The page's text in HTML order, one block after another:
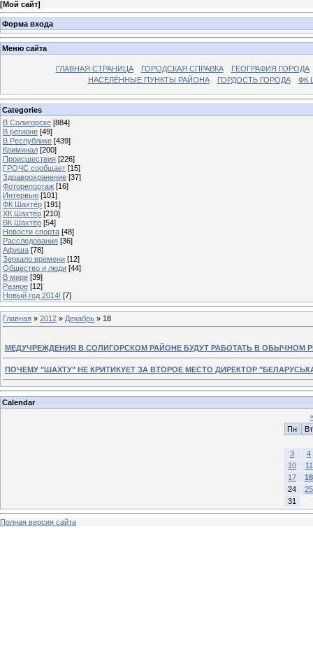
[Мой сайт]
Форма входа
Меню сайта
ГЛАВНАЯ СТРАНИЦА ГОРОДСКАЯ СПРАВКА
ГЕОГРАФИЯ ГОРОДА
НАСЕЛЁННЫЕ ПУНКТЫ РАЙОНА
ГОРДОСТЬ ГОРОДА ФК
Categories
В Солигорске [884]
В регионе [49]
В Республике [439]
Криминал [200]
Происшествия [226]
ГРОЧС сообщает [15]
Здравоохранение [37]
Фоторепортаж [16]
Интервью [101]
ФК Шахтёр [191]
ХК Шахтёр [210]
ВК Шахтёр [54]
Новости спорта [48]
Расследования [36]
Афиша [78]
Зеркало времени [12]
Общество и люди [44]
В мире [39]
Разное [12]
Новый год 2014! [7]
Главная » 2012 » Декабрь » 18
МЕДУЧРЕЖДЕНИЯ В СОЛИГОРСКОМ РАЙОНЕ БУДУТ РАБОТАТЬ В ОБЫЧНОМ
ПОЧЕМУ "ШАХТУ" НЕ КРИТИКУЕТ ЗА ВТОРОЕ МЕСТО ДИРЕКТОР
Calendar
Пн
Вт
3
4
10
11
17
18
24
25
31
Полная версия сайта